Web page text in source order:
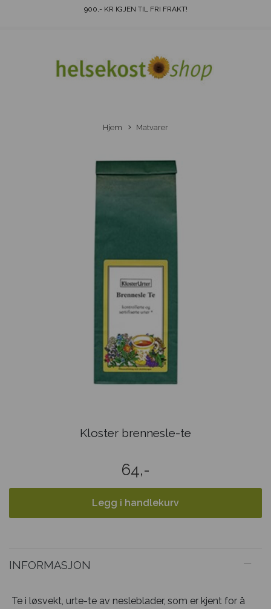
900,- KR IGJEN TIL FRI FRAKT!
Hjem Matvarer
Kloster brennesle-te
64,-
Legg i handlekurv
INFORMASJON
Te i løsvekt, urte-te av nesleblader, som er kjent for å